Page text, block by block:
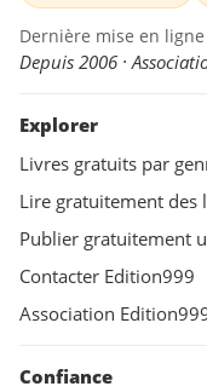
Dernière mise en ligne
Depuis 2006 ·
Explorer
Livres gratuits par
Lire gratuitement des
Publier gratuitement
Contacter Edition999
Association
Confiance